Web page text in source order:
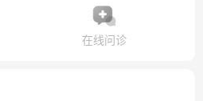
在线问诊